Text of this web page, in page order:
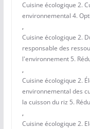
Cuisine écologique 2.
environnemental 4.
,
Cuisine écologique 2.
responsable des
l'environnement 5.
,
Cuisine écologique 2.
environnemental des
la cuisson du riz 5.
,
Cuisine écologique 2.